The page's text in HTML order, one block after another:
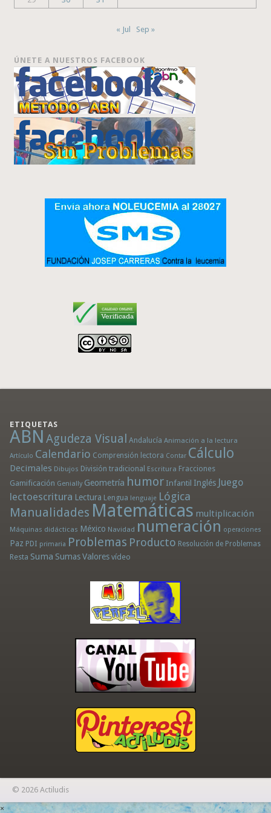
« Jul Sep »
ÚNETE A NUESTROS FACEBOOK
ETIQUETAS
ABN Agudeza Visual Andalucía Animación a la lectura
Artículo Calendario Comprensión lectora Contar Cálculo
Decimales Dibujos División tradicional Escritura Fracciones
Gamificación Genially Geometría humor Infantil Inglés Juego
lectoescritura Lectura Lengua lenguaje Lógica
Manualidades Matemáticas multiplicación
Máquinas didácticas México Navidad numeración operaciones
Paz PDI primaria Problemas Producto Resolución de Problemas
Resta Suma Sumas Valores vídeo
© 2026 Actiludis
×